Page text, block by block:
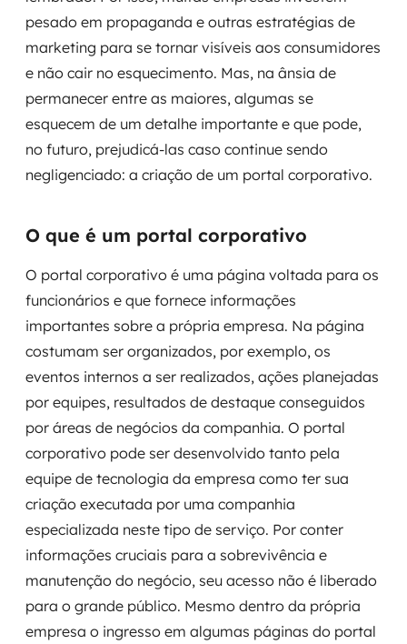
Data Lakes & Warehouses
Governança de dados
Modernização de aplicações
Desenvolvimento web e mobile
Arquitetura de soluções
Migração para Cloud
Transformação digital
UX / UI design
Sustentar operações com eficiência
Sustentação de aplicações
SRE / DevOps
Monitoramento 24x7
Suporte a banco de dados
FinOps
pesado em propaganda e outras estratégias de
marketing para se tornar visíveis aos consumidores
e não cair no esquecimento. Mas, na ânsia de
permanecer entre as maiores, algumas se
esquecem de um detalhe importante e que pode,
no futuro, prejudicá-las caso continue sendo
negligenciado: a criação de um portal corporativo.
O que é um portal corporativo
O portal corporativo é uma página voltada para os
funcionários e que fornece informações
importantes sobre a própria empresa. Na página
costumam ser organizados, por exemplo, os
eventos internos a ser realizados, ações planejadas
por equipes, resultados de destaque conseguidos
por áreas de negócios da companhia. O portal
corporativo pode ser desenvolvido tanto pela
equipe de tecnologia da empresa como ter sua
criação executada por uma companhia
especializada neste tipo de serviço. Por conter
informações cruciais para a sobrevivência e
manutenção do negócio, seu acesso não é liberado
para o grande público. Mesmo dentro da própria
empresa o ingresso em algumas páginas do portal